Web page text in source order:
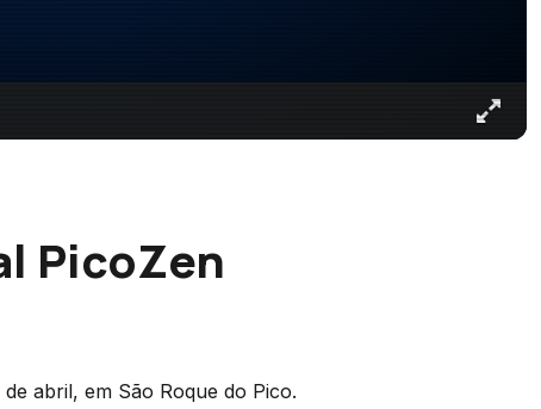
PicoZen
abril, em São Roque do Pico.